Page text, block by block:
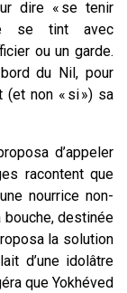
ou un garde.
du Nil, pour
non « si ») sa
d’appeler
racontent que
nourrice non-
bouche, destinée
la solution
d’une idolâtre
que Yokhéved